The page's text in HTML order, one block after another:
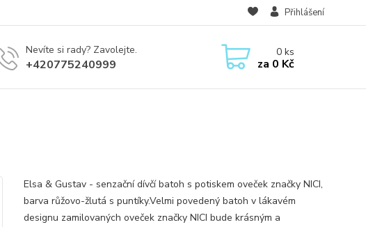
Přihlášení
Nevíte si rady? Zavolejte.
+420775240999
0ks
za 0 Kč
Elsa & Gustav - senzační dívčí batoh s potiskem oveček značky NICI,
barva růžovo-žlutá s puntíky.Velmi povedený batoh v lákavém
designu zamilovaných oveček značky NICI bude krásným a